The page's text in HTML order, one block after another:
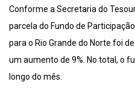
Conforme a Secretaria do
parcela do Fundo de
para o Rio Grande do Norte foi
um aumento de 9%. No total, o
longo do mês.